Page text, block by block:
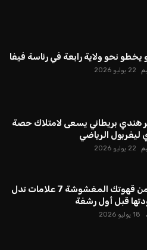
يخطو نحو ولاية رابعة في رئاسة فيفا
22 يوليو 2026
هندي بريطاني يسعى لامتلاك حصة
ليفربول الرياضي
22 يوليو 2026
تحقق من قهوتك المغشوشة 7 علامات تدل
قبل أول رشفة
18 يوليو 2026